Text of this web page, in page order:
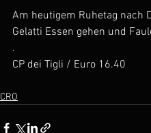
Am heutigem Ruhetag nach
Gelatti Essen gehen und
.
CP dei Tigli / Euro 16.40
CRO